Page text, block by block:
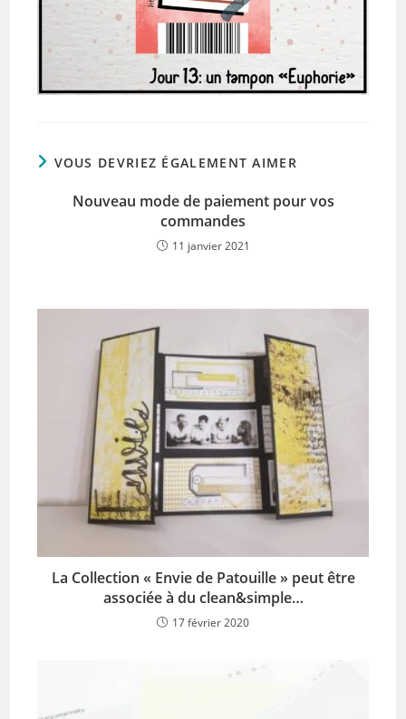
VOUS DEVRIEZ ÉGALEMENT AIMER
Nouveau mode de paiement pour vos
commandes
11 janvier 2021
La Collection « Envie de Patouille » peut être
associée à du clean&simple…
17 février 2020